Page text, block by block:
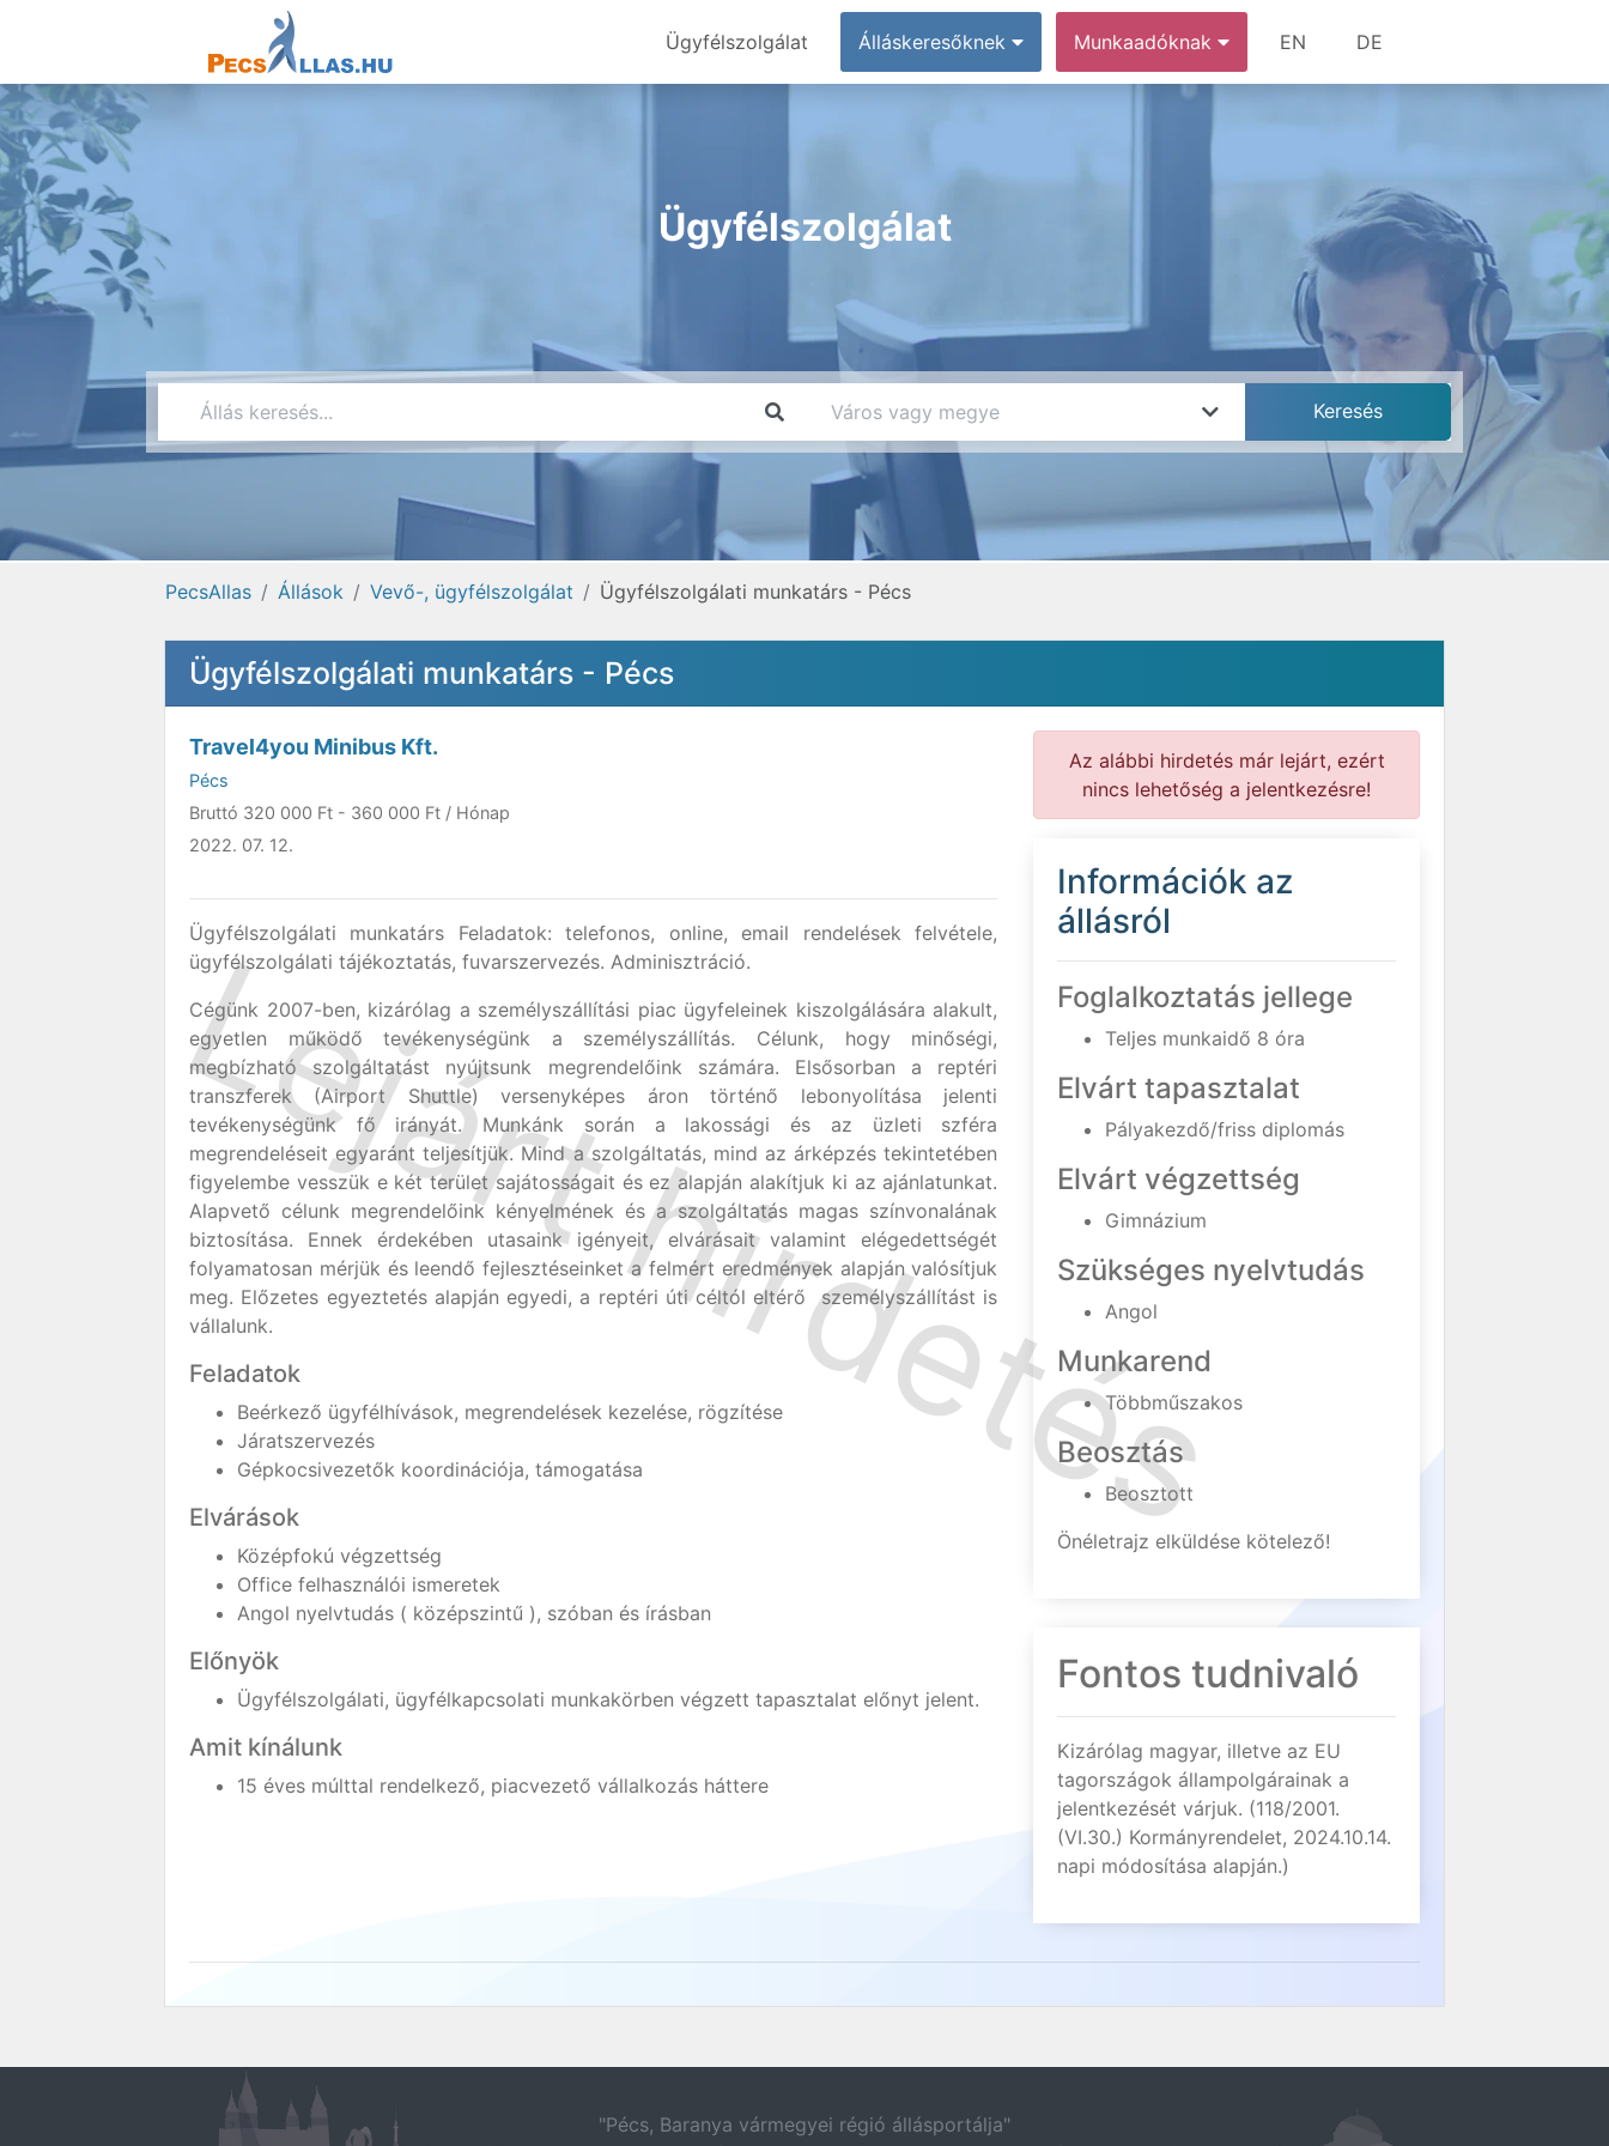
Ügyfélszolgálat Álláskeresőknek Munkaadóknak EN DE
Ügyfélszolgálat
PecsAllas Állások Vevő-, ügyfélszolgálat Ügyfélszolgálati munkatárs - Pécs
Ügyfélszolgálati munkatárs - Pécs
Travel4you Minibus Kft.
Pécs
Bruttó 320 000 Ft - 360 000 Ft / Hónap
2022. 07. 12.
Ügyfélszolgálati munkatárs Feladatok: telefonos, online, email rendelések felvétele,
ügyfélszolgálati tájékoztatás, fuvarszervezés. Adminisztráció.
Cégünk 2007-ben, kizárólag a személyszállítási piac ügyfeleinek kiszolgálására alakult,
egyetlen működő tevékenységünk a személyszállítás. Célunk, hogy minőségi,
megbízható szolgáltatást nyújtsunk megrendelőink számára. Elsősorban a reptéri
transzferek (Airport Shuttle) versenyképes áron történő lebonyolítása jelenti
tevékenységünk fő irányát. Munkánk során a lakossági és az üzleti szféra
megrendeléseit egyaránt teljesítjük. Mind a szolgáltatás, mind az árképzés tekintetében
figyelembe vesszük e két terület sajátosságait és ez alapján alakítjuk ki az ajánlatunkat.
Alapvető célunk megrendelőink kényelmének és a szolgáltatás magas színvonalának
biztosítása. Ennek érdekében utasaink igényeit, elvárásait valamint elégedettségét
folyamatosan mérjük és leendő fejlesztéseinket a felmért eredmények alapján valósítjuk
meg. Előzetes egyeztetés alapján egyedi, a reptéri úti céltól eltérő személyszállítást is
vállalunk.
Feladatok
Beérkező ügyfélhívások, megrendelések kezelése, rögzítése
Járatszervezés
Gépkocsivezetők koordinációja, támogatása
Elvárások
Középfokú végzettség
Office felhasználói ismeretek
Angol nyelvtudás ( középszintű ), szóban és írásban
Előnyök
Ügyfélszolgálati, ügyfélkapcsolati munkakörben végzett tapasztalat előnyt jelent.
Amit kínálunk
15 éves múlttal rendelkező, piacvezető vállalkozás háttere
Az alábbi hirdetés már lejárt, ezért
nincs lehetőség a jelentkezésre!
Információk az
állásról
Foglalkoztatás jellege
Teljes munkaidő 8 óra
Elvárt tapasztalat
Pályakezdő/friss diplomás
Elvárt végzettség
Gimnázium
Szükséges nyelvtudás
Angol
Munkarend
Többműszakos
Beosztás
Beosztott
Önéletrajz elküldése kötelező!
Fontos tudnivaló
Kizárólag magyar, illetve az EU
tagországok állampolgárainak a
jelentkezését várjuk. (118/2001.
(VI.30.) Kormányrendelet, 2024.10.14.
napi módosítása alapján.)
"Pécs, Baranya vármegyei régió állásportálja"